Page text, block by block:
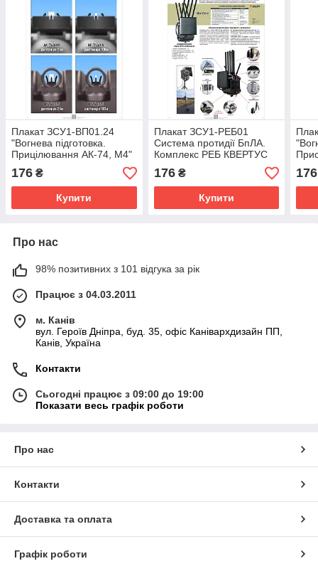
Плакат ЗСУ1-ВП01.24
"Вогнева підготовка.
Прицілювання АК-74, М4"
для Збройних Сил України
176 ₴
Купити
Плакат ЗСУ1-РЕБ01
Система протидії БпЛА.
Комплекс РЕБ КВЕРТУС
AD KRAKEN-M для
Збройних сил України
176₴
Купити
176
Про нас
98% позитивних з 101 відгука за рік
Працює з 04.03.2011
м. Канів
вул. Героїв Дніпра, буд. 35, офіс Канівархдизайн ПП,
Канів, Україна
Контакти
Сьогодні працює з 09:00 до 19:00
Показати весь графік роботи
Про нас
Контакти
Доставка та оплата
Графік роботи